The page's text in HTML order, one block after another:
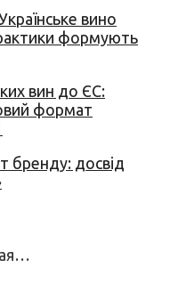
вино
формують
вин до ЄС:
формат
бренду: досвід